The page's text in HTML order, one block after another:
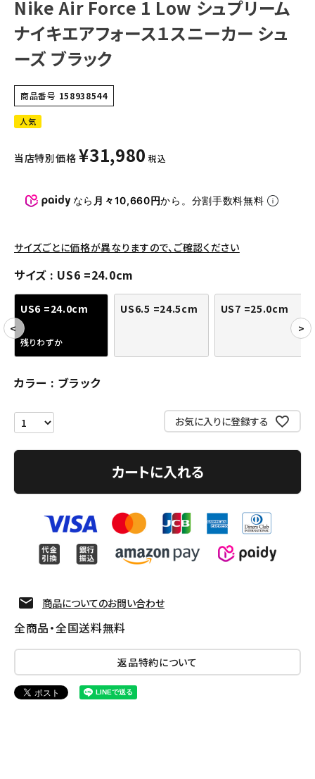
ニット帽・ビーニー
バックパック・リュック
その他バッグ類
スニーカー・ブーツ
アクセサリー
COLLABORATION BRAND
CONTENTS
ACCOUNT MENU
ようこそ ゲスト 様
meeting_room ログイン person 会員登録
Nike Air Force 1 Low シュプリーム
ナイキエアフォース１スニーカー シュ
ーズ ブラック
商品番号 158938544
人気
当店特別価格 ¥31,980 税込
なら 月々10,660円から。分割手数料無料
サイズごとに価格が異なりますので、ご確認ください
サイズ US6 =24.0cm
US6 =24.0cm
残りわずか
US6.5 =24.5cm US7 =25.0cm
カラー ブラック
お気に入りに登録する
カートに入れる
商品についてのお問い合わせ
全商品・全国送料無料
返品特約について